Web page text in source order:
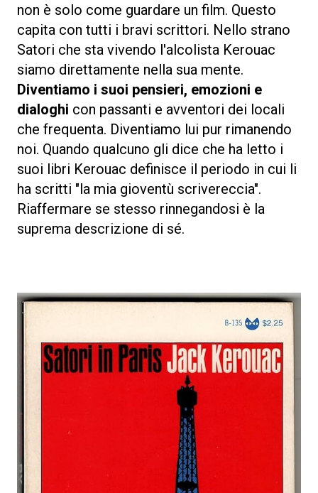
non è solo come guardare un film. Questo
capita con tutti i bravi scrittori. Nello strano
Satori che sta vivendo l'alcolista Kerouac
siamo direttamente nella sua mente.
Diventiamo i suoi pensieri, emozioni e
dialoghi con passanti e avventori dei locali
che frequenta. Diventiamo lui pur rimanendo
noi. Quando qualcuno gli dice che ha letto i
suoi libri Kerouac definisce il periodo in cui li
ha scritti "la mia gioventù scrivereccia".
Riaffermare se stesso rinnegandosi è la
suprema descrizione di sé.